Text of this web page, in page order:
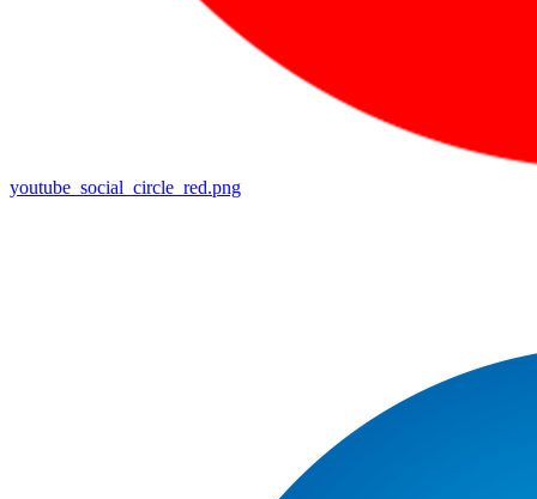
youtube_social_circle_red.png